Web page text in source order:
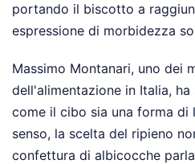
portando il biscotto a
espressione di morbidezza
Massimo Montanari, uno dei
dell'alimentazione in Italia,
come il cibo sia una forma di
senso, la scelta del ripieno
confettura di albicocche